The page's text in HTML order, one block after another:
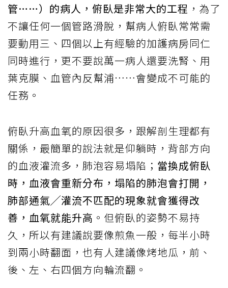
管……）的病人，俯臥是非常大的工程 ，為了
不讓任何一個管路滑脫，幫病人俯臥常常需
要動用三、四個以上有經驗的加護病房同仁
同時進行，更不要說萬一病人還要洗腎、用
葉克膜、血管內反幫浦……會變成不可能的
任務。
俯臥升高血氧的原因很多，跟解剖生理都有
關係，最簡單的說法就是仰躺時，背部方向
的血液灌流多，肺泡容易塌陷； 當換成俯臥
時，血液會重新分布，塌陷的肺泡會打開，
肺部通氣╱灌流不匹配的現象就會獲得改
善，血氧就能升高 。但俯臥的姿勢不易持
久，所以有建議說要像煎魚一般，每半小時
到兩小時翻面，也有人建議像烤地瓜，前、
後、左、右四個方向輪流翻。